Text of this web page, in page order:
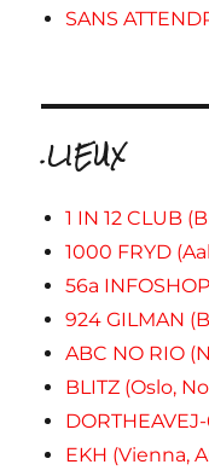
SANS
.LIEUX
1 IN 12 CLUB
1000 FRYD
56a
924 GILMAN
ABC NO RIO
BLITZ (Oslo,
EKH (Vienna,